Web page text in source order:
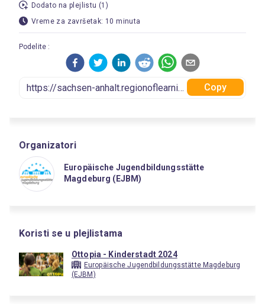
Dodato na plejlistu (1)
Vreme za završetak: 10 minuta
Podelite :
Copy
Organizatori
Europäische Jugendbildungsstätte
Magdeburg (EJBM)
Koristi se u plejlistama
Ottopia - Kinderstadt 2024
Europäische Jugendbildungsstätte Magdeburg
(EJBM)